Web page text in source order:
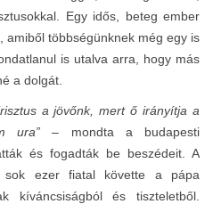
Egy idős, beteg ember
amiből többségünknek még egy is
is utalva arra, hogy más
a dolgát.
a jövőnk, mert ő irányítja a
ura” – mondta a budapesti
és fogadták be beszédeit. A
sok ezer fiatal követte a pápa
kíváncsiságból és tiszteletből.